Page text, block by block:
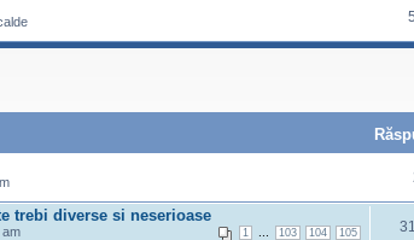
trebi diverse si neserioase
1 103 104 105
am